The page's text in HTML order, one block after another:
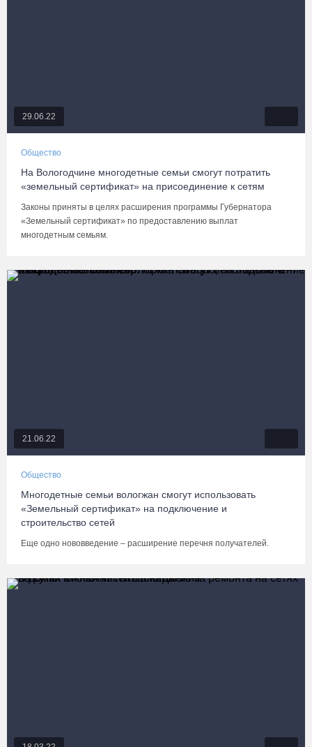
29.06.22
Общество
На Вологодчине многодетные семьи смогут потратить
«земельный сертификат» на присоединение к сетям
Законы приняты в целях расширения программы Губернатора
«Земельный сертификат» по предоставлению выплат
многодетным семьям.
21.06.22
Общество
Многодетные семьи вологжан смогут использовать
«Земельный сертификат» на подключение и
строительство сетей
Еще одно нововведение – расширение перечня получателей.